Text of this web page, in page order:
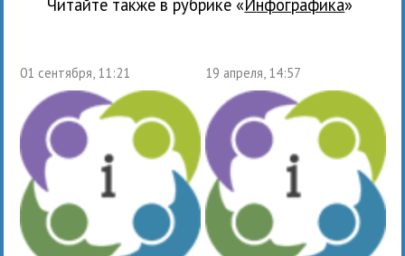
01 сентября, 11:21 19 апреля, 14:57